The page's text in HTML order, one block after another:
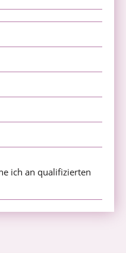
ich an qualifizierten